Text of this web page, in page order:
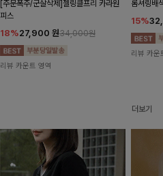
[주문폭주/군살삭제]젤링클프리 카라원
피스
18%27,900 원34,000원
리뷰 카운트 영역
롬셔링배
15%
리뷰 카운
더보기